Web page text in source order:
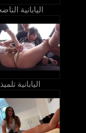
اليابانية
اليابانية